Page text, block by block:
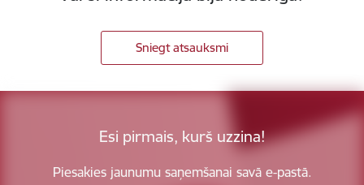
Sniegt atsauksmi
Esi pirmais, kurš uzzina!
Piesakies jaunumu saņemšanai savā e-pastā.